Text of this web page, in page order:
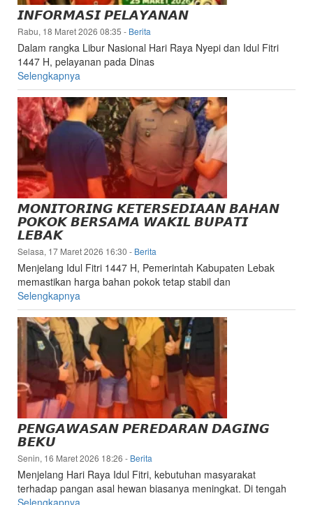
𝙄𝙉𝙁𝙊𝙍𝙈𝘼𝙎𝙄 𝙋𝙀𝙇𝘼𝙔𝘼𝙉𝘼𝙉
Rabu, 18 Maret 2026 08:35 - Berita
Dalam rangka Libur Nasional Hari Raya Nyepi dan Idul Fitri
1447 H, pelayanan pada Dinas
Selengkapnya
𝙈𝙊𝙉𝙄𝙏𝙊𝙍𝙄𝙉𝙂 𝙆𝙀𝙏𝙀𝙍𝙎𝙀𝘿𝙄𝘼𝘼𝙉 𝘽𝘼𝙃𝘼𝙉
𝙋𝙊𝙆𝙊𝙆 𝘽𝙀𝙍𝙎𝘼𝙈𝘼 𝙒𝘼𝙆𝙄𝙇 𝘽𝙐𝙋𝘼𝙏𝙄
𝙇𝙀𝘽𝘼𝙆
Selasa, 17 Maret 2026 16:30 - Berita
Menjelang Idul Fitri 1447 H, Pemerintah Kabupaten Lebak
memastikan harga bahan pokok tetap stabil dan
Selengkapnya
𝙋𝙀𝙉𝙂𝘼𝙒𝘼𝙎𝘼𝙉 𝙋𝙀𝙍𝙀𝘿𝘼𝙍𝘼𝙉 𝘿𝘼𝙂𝙄𝙉𝙂
𝘽𝙀𝙆𝙐
Senin, 16 Maret 2026 18:26 - Berita
Menjelang Hari Raya Idul Fitri, kebutuhan masyarakat
terhadap pangan asal hewan biasanya meningkat. Di tengah